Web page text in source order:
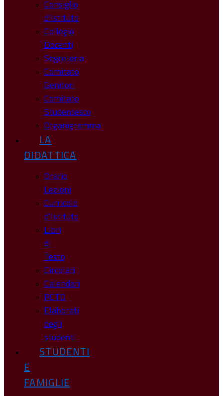
Consiglio
d’Istituto
Collegio
Docenti
Segreteria
Comitato
Genitori
Comitato
Studentesco
Organigramma
LA
DIDATTICA
Orario
Lezioni
Curricolo
d’Istituto
Libri
di
Testo
Circolari
Calendari
PCTO
Elaborati
degli
studenti
STUDENTI
E
FAMIGLIE